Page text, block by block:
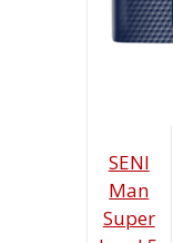
SENI
Man
Super